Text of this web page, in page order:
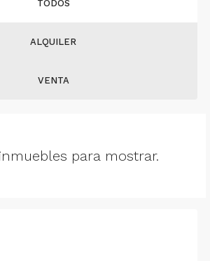
TODOS
ALQUILER
VENTA
para mostrar.